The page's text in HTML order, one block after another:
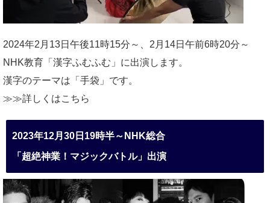
2024年2月13日午後11時15分～、2月14日午前6時20分～
NHK教育「漢字ふむふむ」に出演します。
漢字のテーマは「手袋」です。
≫≫詳しくはこちら
2023年12月30日19時半～NHK総合
「超絶神業！マジックバトル」出演